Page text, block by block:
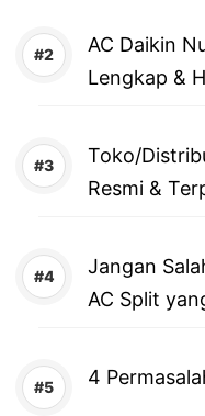
AC Daikin
Lengkap &
Toko/
Resmi &
Jangan
AC Split
4